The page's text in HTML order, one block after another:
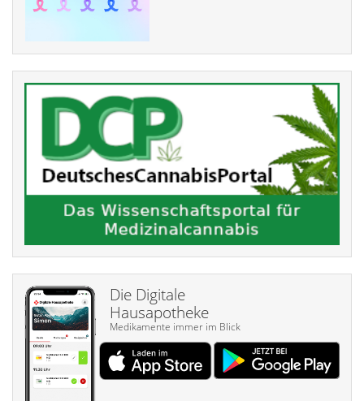
Die Digitale
Hausapotheke
Medikamente immer im Blick